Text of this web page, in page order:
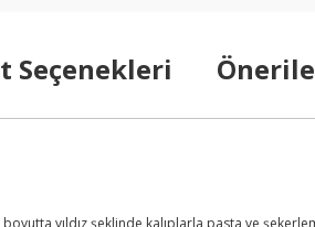
Seçenekleri
yıldız şeklinde kalıplarla pasta ve